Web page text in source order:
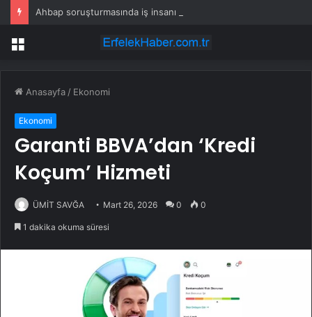
Menü
Anasayfa / Ekonomi
Ekonomi
Garanti BBVA’dan ‘Kredi
Koçum’ Hizmeti
ÜMİT SAVĞA Mart 26, 2026 0 0
1 dakika okuma süresi